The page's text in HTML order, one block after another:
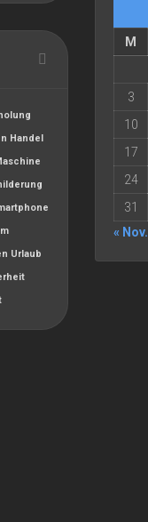
M
3
10
17
24
31
« Nov.
Handel
Urlaub